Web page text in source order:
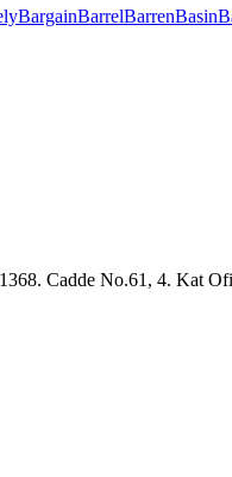
BargainBarrelBarrenBasin
Cadde No.61, 4. Kat